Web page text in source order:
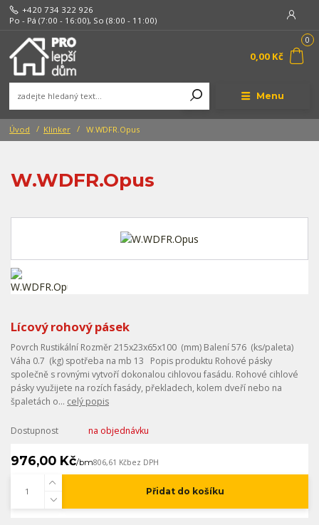
Menu
+420 734 322 926
Po - Pá (7:00 - 16:00), So (8:00 - 11:00)
0
0,00 Kč
Úvod Klinker W.WDFR.Opus
W.WDFR.Opus
Lícový rohový pásek
Povrch Rustikální Rozměr 215x23x65x100 (mm) Balení 576 (ks/paleta)
Váha 0.7 (kg) spotřeba na mb 13 Popis produktu Rohové pásky
společně s rovnými vytvoří dokonalou cihlovou fasádu. Rohové cihlové
pásky využijete na rozích fasády, překladech, kolem dveří nebo na
špaletách o... celý popis
Dostupnost na objednávku
976,00 Kč/bm806,61 Kčbez DPH
Přidat do košíku